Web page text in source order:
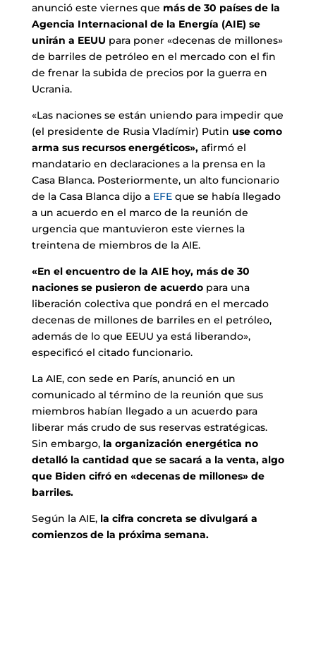
anunció este viernes que más de 30 países de la
Agencia Internacional de la Energía (AIE) se
unirán a EEUU para poner «decenas de millones»
de barriles de petróleo en el mercado con el fin
de frenar la subida de precios por la guerra en
Ucrania.
«Las naciones se están uniendo para impedir que
(el presidente de Rusia Vladímir) Putin use como
arma sus recursos energéticos»,afirmó el
mandatario en declaraciones a la prensa en la
Casa Blanca. Posteriormente, un alto funcionario
de la Casa Blanca dijo aEFEque se había llegado
a un acuerdo en el marco de la reunión de
urgencia que mantuvieron este viernes la
treintena de miembros de la AIE.
«En el encuentro de la AIE hoy, más de 30
naciones se pusieron de acuerdopara una
liberación colectiva que pondrá en el mercado
decenas de millones de barriles en el petróleo,
además de lo que EEUU ya está liberando»,
especificó el citado funcionario.
La AIE, con sede en París, anunció en un
comunicado al término de la reunión que sus
miembros habían llegado a un acuerdo para
liberar más crudo de sus reservas estratégicas.
Sin embargo, la organización energética no
detalló la cantidad que se sacará a la venta, algo
que Biden cifró en «decenas de millones» de
barriles.
Según la AIE, la cifra concreta se divulgará a
comienzos de la próxima semana.